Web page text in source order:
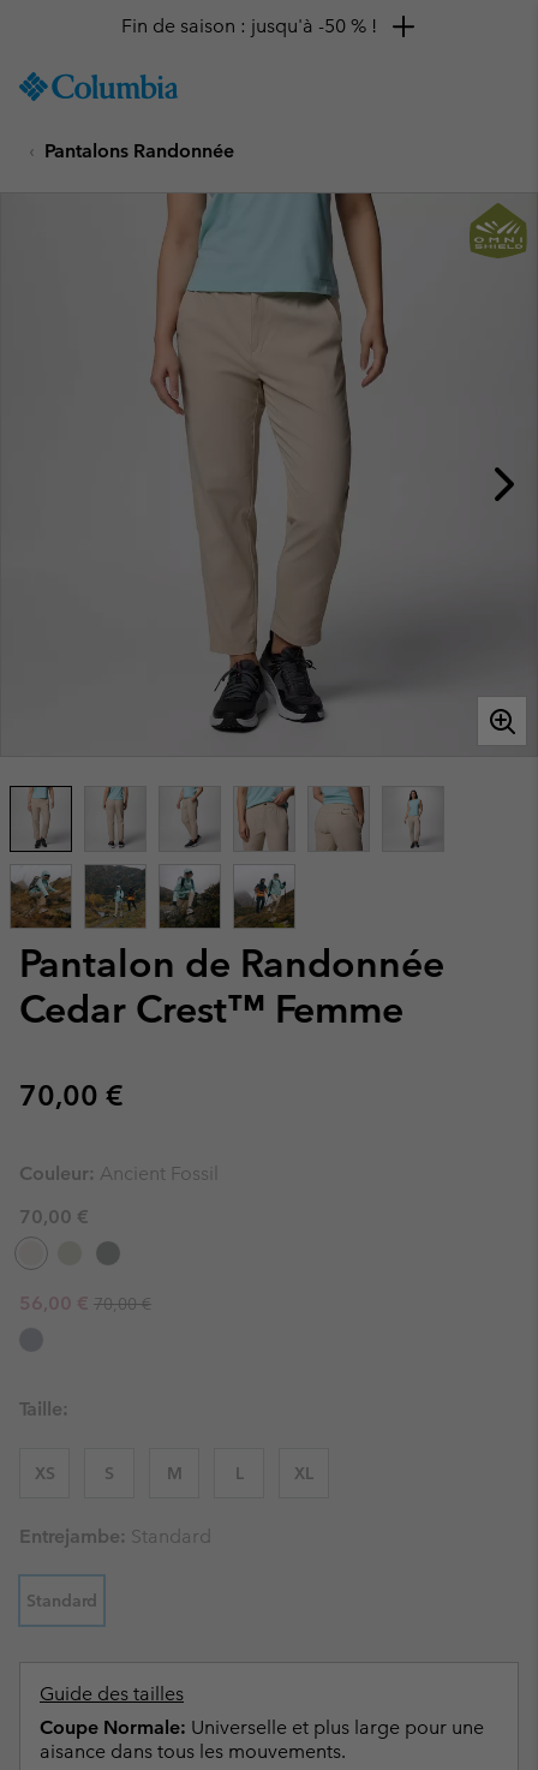
TO
SKIP
Fin de saison : jusqu'à -50 % !
Pantalons Randonnée
Pantalon de Randonnée
Cedar Crest™ Femme
Regular price:
70,00 €
Couleur: Ancient Fossil
70,00 €
Sale price:
56,00 € Regular price:
70,00 €
Taille:
XS S M L XL
Entrejambe: Standard
Standard
Guide des tailles
Coupe Normale: Universelle et plus large pour une
aisance dans tous les mouvements.